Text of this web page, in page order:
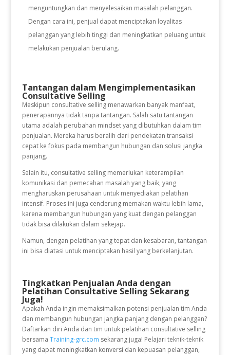
menguntungkan dan menyelesaikan masalah pelanggan.
Dengan cara ini, penjual dapat menciptakan loyalitas
pelanggan yang lebih tinggi dan meningkatkan peluang untuk
melakukan penjualan berulang.
Tantangan dalam Mengimplementasikan
Consultative Selling
Meskipun consultative selling menawarkan banyak manfaat,
penerapannya tidak tanpa tantangan. Salah satu tantangan
utama adalah perubahan mindset yang dibutuhkan dalam tim
penjualan. Mereka harus beralih dari pendekatan transaksi
cepat ke fokus pada membangun hubungan dan solusi jangka
panjang.
Selain itu, consultative selling memerlukan keterampilan
komunikasi dan pemecahan masalah yang baik, yang
mengharuskan perusahaan untuk menyediakan pelatihan
intensif. Proses ini juga cenderung memakan waktu lebih lama,
karena membangun hubungan yang kuat dengan pelanggan
tidak bisa dilakukan dalam sekejap.
Namun, dengan pelatihan yang tepat dan kesabaran, tantangan
ini bisa diatasi untuk menciptakan hasil yang berkelanjutan.
Tingkatkan Penjualan Anda dengan
Pelatihan Consultative Selling Sekarang
Juga!
Apakah Anda ingin memaksimalkan potensi penjualan tim Anda
dan membangun hubungan jangka panjang dengan pelanggan?
Daftarkan diri Anda dan tim untuk pelatihan consultative selling
bersama Training-grc.com sekarang juga! Pelajari teknik-teknik
yang dapat meningkatkan konversi dan kepuasan pelanggan,